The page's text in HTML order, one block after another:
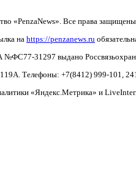
«PenzaNews». Все права
на https://penzanews.ru
31297 выдано
119А. Телефоны: +7(8412) 999-101,
«Яндекс.Метрика» и